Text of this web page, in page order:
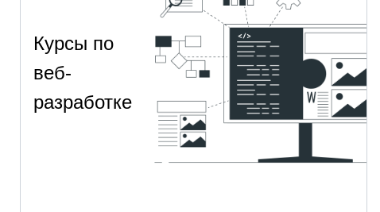
Курсы по
веб-
разработке